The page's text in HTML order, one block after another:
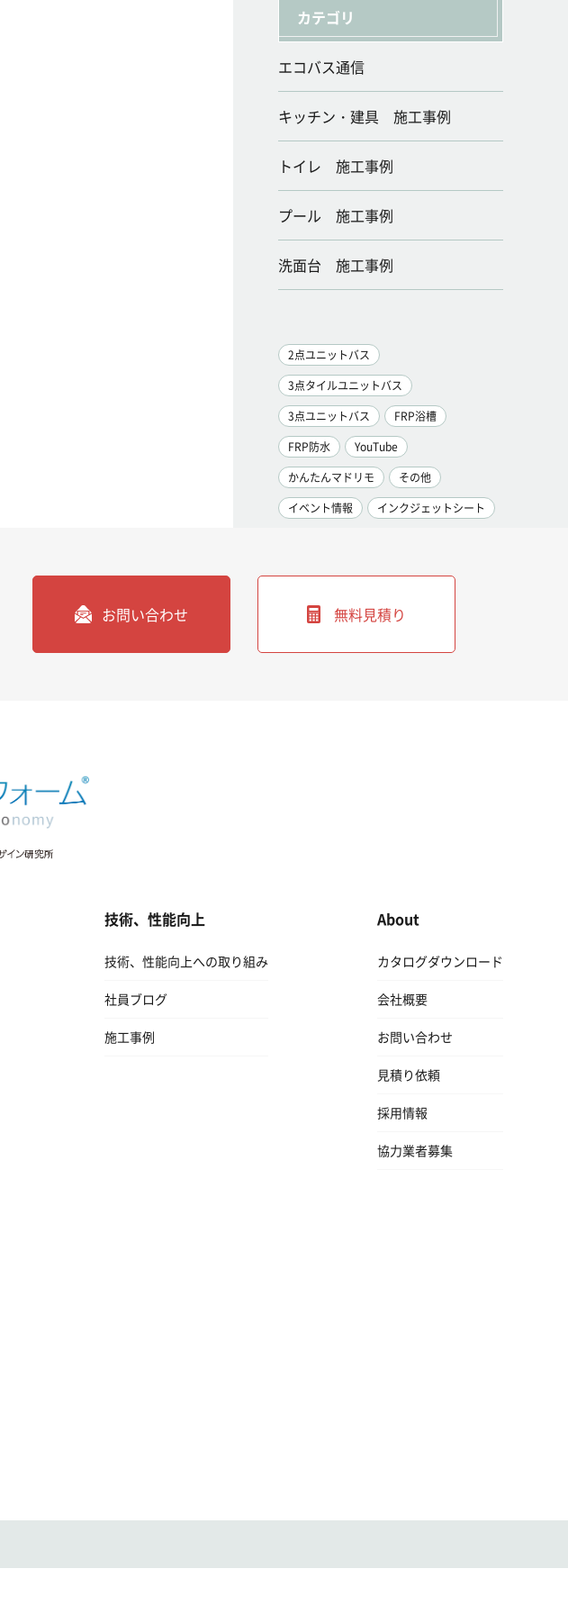
カテゴリ
エコバス通信
キッチン・建具 施工事例
トイレ 施工事例
プール 施工事例
洗面台 施工事例
2点ユニットバス
3点タイルユニットバス
3点ユニットバス
FRP浴槽
FRP防水
YouTube
かんたんマドリモ
その他
イベント情報
インクジェットシート
お問い合わせ 無料見積り
技術、性能向上
技術、性能向上への取り組み
社員ブログ
施工事例
About
カタログダウンロード
会社概要
お問い合わせ
見積り依頼
採用情報
協力業者募集